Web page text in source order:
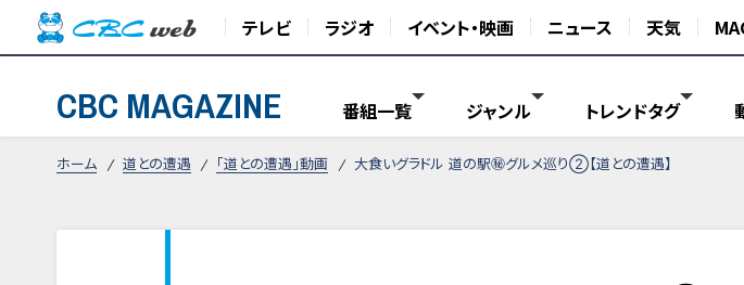
テレビ ラジオ イベント・映画 ニュース 天気
CBC MAGAZINE 番組一覧 ジャンル トレンドタグ
ホーム 道との遭遇 「道との遭遇」動画 大食いグラドル 道の駅㊙︎グルメ巡り②【道との遭遇】